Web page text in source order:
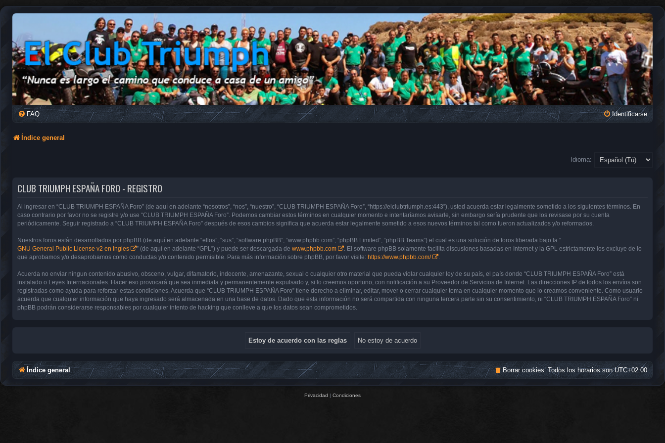
FAQ Identificarse
Índice general
Idioma:
CLUB TRIUMPH ESPAÑA FORO - REGISTRO
Al ingresar en “CLUB TRIUMPH ESPAÑA Foro” (de aquí en adelante “nosotros”, “nos”, “nuestro”, “CLUB TRIUMPH ESPAÑA Foro”, “https://elclubtriumph.es:443”), usted acuerda estar legalmente sometido a los siguientes términos. En
caso contrario por favor no se registre y/o use “CLUB TRIUMPH ESPAÑA Foro”. Podemos cambiar estos términos en cualquier momento e intentaríamos avisarle, sin embargo sería prudente que los revisase por su cuenta
periódicamente. Seguir registrado a “CLUB TRIUMPH ESPAÑA Foro” después de esos cambios significa que acuerda estar legalmente sometido a esos nuevos términos tal como fueron actualizados y/o reformados.
Nuestros foros están desarrollados por phpBB (de aquí en adelante “ellos”, “sus”, “software phpBB”, “www.phpbb.com”, “phpBB Limited”, “phpBB Teams”) el cual es una solución de foros liberada bajo la “
GNU General Public License v2 en Ingles
” (de aquí en adelante “GPL”) y puede ser descargada de www.phpbb.com
. El software phpBB solamente facilita discusiones basadas en Internet y la GPL estrictamente los excluye de lo
que aprobamos y/o desaprobamos como conductas y/o contenido permisible. Para más información sobre phpBB, por favor visite: https://www.phpbb.com/ .
Acuerda no enviar ningun contenido abusivo, obsceno, vulgar, difamatorio, indecente, amenazante, sexual o cualquier otro material que pueda violar cualquier ley de su país, el país donde “CLUB TRIUMPH ESPAÑA Foro” está
instalado o Leyes Internacionales. Hacer eso provocará que sea inmediata y permanentemente expulsado y, si lo creemos oportuno, con notificación a su Proveedor de Servicios de Internet. Las direcciones IP de todos los envíos son
registradas como ayuda para reforzar estas condiciones. Acuerda que “CLUB TRIUMPH ESPAÑA Foro” tiene derecho a eliminar, editar, mover o cerrar cualquier tema en cualquier momento que lo creamos conveniente. Como usuario
acuerda que cualquier información que haya ingresado será almacenada en una base de datos. Dado que esta información no será compartida con ninguna tercera parte sin su consentimiento, ni “CLUB TRIUMPH ESPAÑA Foro” ni
phpBB podrán considerarse responsables por cualquier intento de hacking que conlleve a que los datos sean comprometidos.
Índice general Todos los horarios sonUTC+02:00
Borrar cookies
Privacidad | Condiciones